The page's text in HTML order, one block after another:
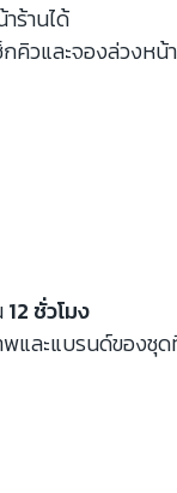
ร้านได้
กคิวและจองล่วงหน้า
12 ชั่วโมง
และแบรนด์ของชุด